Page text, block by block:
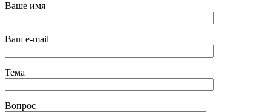
Ваше имя
Ваш e-mail
Тема
Вопрос